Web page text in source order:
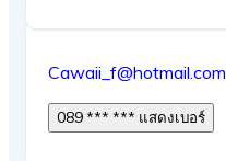
Cawaii_f@hotmail.com
089 *** *** แสดงเบอร์